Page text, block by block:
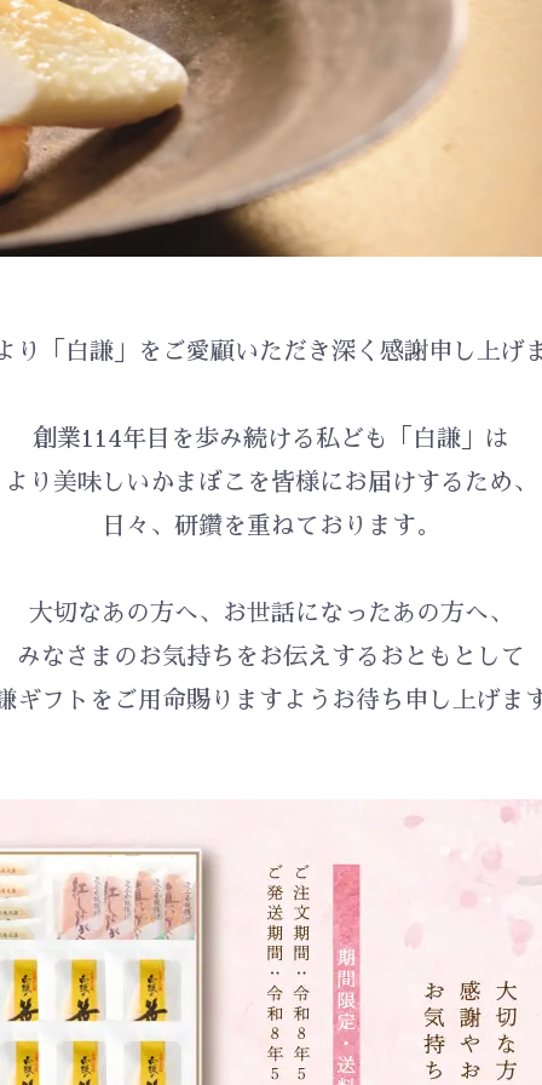
り「白謙」をご愛顧いただき深く感謝申し上げ
創業114年目を歩み続ける私ども「白謙」は
より美味しいかまぼこを皆様にお届けするため、
日々、研鑽を重ねております。
大切なあの方へ、お世話になったあの方へ、
みなさまのお気持ちをお伝えするおともとして
ギフトをご用命賜りますよう お待ち申し上げま